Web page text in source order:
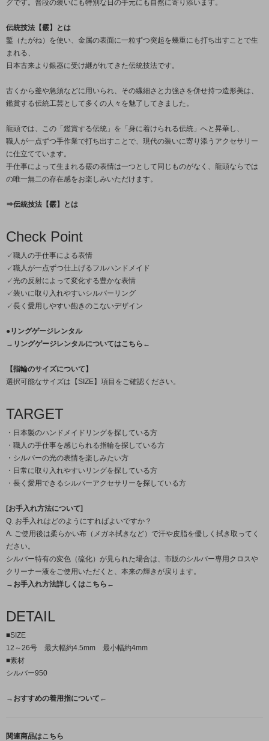
グです。普段の装いにも特別な日の手元にも自然に寄り添います。
伝統技法【霰】とは
鏨（たがね）を使い、金属の表面に一粒ずつ突起を幾重にも打ち出すことで生
まれる、
日本古来より銀器に受け継がれてきた伝統技法です。
古くから釜や急須などに用いられ、その繊細さと力強さを併せ持つ造形美は、
鑑賞する伝統工芸として多くの人々を魅了してきました。
龍頭では、この「鑑賞する伝統」を「身に着けられる伝統」へと昇華し、
職人が一点ずつ手作業で打ち出すことで、現代の装いに寄り添うアクセサリー
に仕立てています。
手仕事によって生まれる霰の表情は一つとして同じものがなく、龍頭ならでは
の唯一無二の存在感をお楽しみいただけます。
⇒伝統技法【霰】とは
Check Point
✓職人の手仕事による表情
✓職人が一点ずつ仕上げるフルハンドメイド
✓光の反射によって変化する豊かな表情
✓装いに取り入れやすいシルバーリング
✓長く愛用しやすい飽きのこないデザイン
●リングゲージレンタル
→リングゲージレンタルについてはこちら←
【指輪のサイズについて】
選択可能なサイズは【SIZE】項目をご確認ください。
TARGET
・日本製のハンドメイドリングを探している方
・職人の手仕事を感じられる指輪を探している方
・シルバーの光の表情を楽しみたい方
・日常に取り入れやすいリングを探している方
・長く愛用できるシルバーアクセサリーを探している方
[お手入れ方法について]
Q. お手入れはどのようにすればよいですか？
A. ご使用後は柔らかい布（メガネ拭きなど）で汗や皮脂を優しく拭き取ってく
ださい。
シルバー特有の変色（硫化）が見られた場合は、市販のシルバー専用クロスや
クリーナー液をご使用いただくと、本来の輝きが戻ります。
→お手入れ方法詳しくはこちら←
DETAIL
■SIZE
12～26号 最大幅約4.5mm 最小幅約4mm
■素材
シルバー950
→おすすめの着用指について←
関連商品はこちら